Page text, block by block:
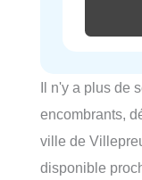
Il n'y a plus de
encombrants,
ville de
disponible